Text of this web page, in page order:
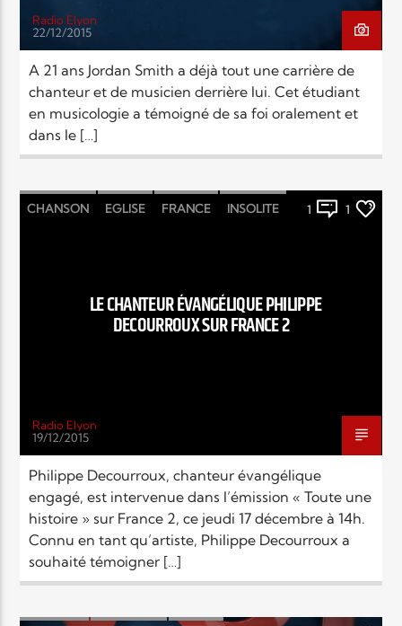
Radio Elyon
22/12/2015
A 21 ans Jordan Smith a déjà tout une carrière de
chanteur et de musicien derrière lui. Cet étudiant
en musicologie a témoigné de sa foi oralement et
dans le […]
CHANSON EGLISE FRANCE INSOLITE 1 1
LE CHANTEUR ÉVANGÉLIQUE PHILIPPE
DECOURROUX SUR FRANCE 2
Radio Elyon
19/12/2015
Philippe Decourroux, chanteur évangélique
engagé, est intervenue dans l’émission « Toute une
histoire » sur France 2, ce jeudi 17 décembre à 14h.
Connu en tant qu’artiste, Philippe Decourroux a
souhaité témoigner […]